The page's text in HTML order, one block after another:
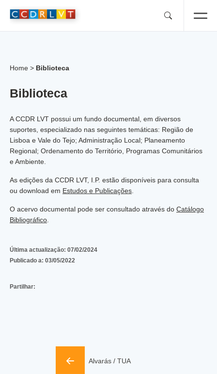
Home > Biblioteca
Biblioteca
A CCDR LVT possui um fundo documental, em diversos
suportes, especializado nas seguintes temáticas: Região de
Lisboa e Vale do Tejo; Administração Local; Planeamento
Regional; Ordenamento do Território, Programas Comunitários
e Ambiente.
As edições da CCDR LVT, I.P. estão disponíveis para consulta
ou download em Estudos e Publicações
O acervo documental pode ser consultado através do Catálogo
Bibliográfico
Última actualização: 07/02/2024
Publicado a: 03/05/2022
Partilhar:
Alvarás / TUA